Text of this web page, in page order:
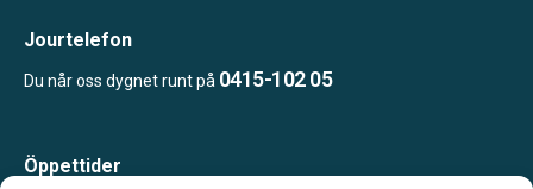
Jourtelefon
Du når oss dygnet runt på 0415-102 05
Öppettider